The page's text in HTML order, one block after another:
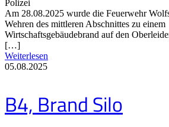
Polizei
Am 28.08.2025 wurde die Feuerwehr
Wehren des mittleren Abschnittes zu einem
Wirtschaftsgebäudebrand auf den
[…]
Weiterlesen
05.08.2025
B4, Brand Silo